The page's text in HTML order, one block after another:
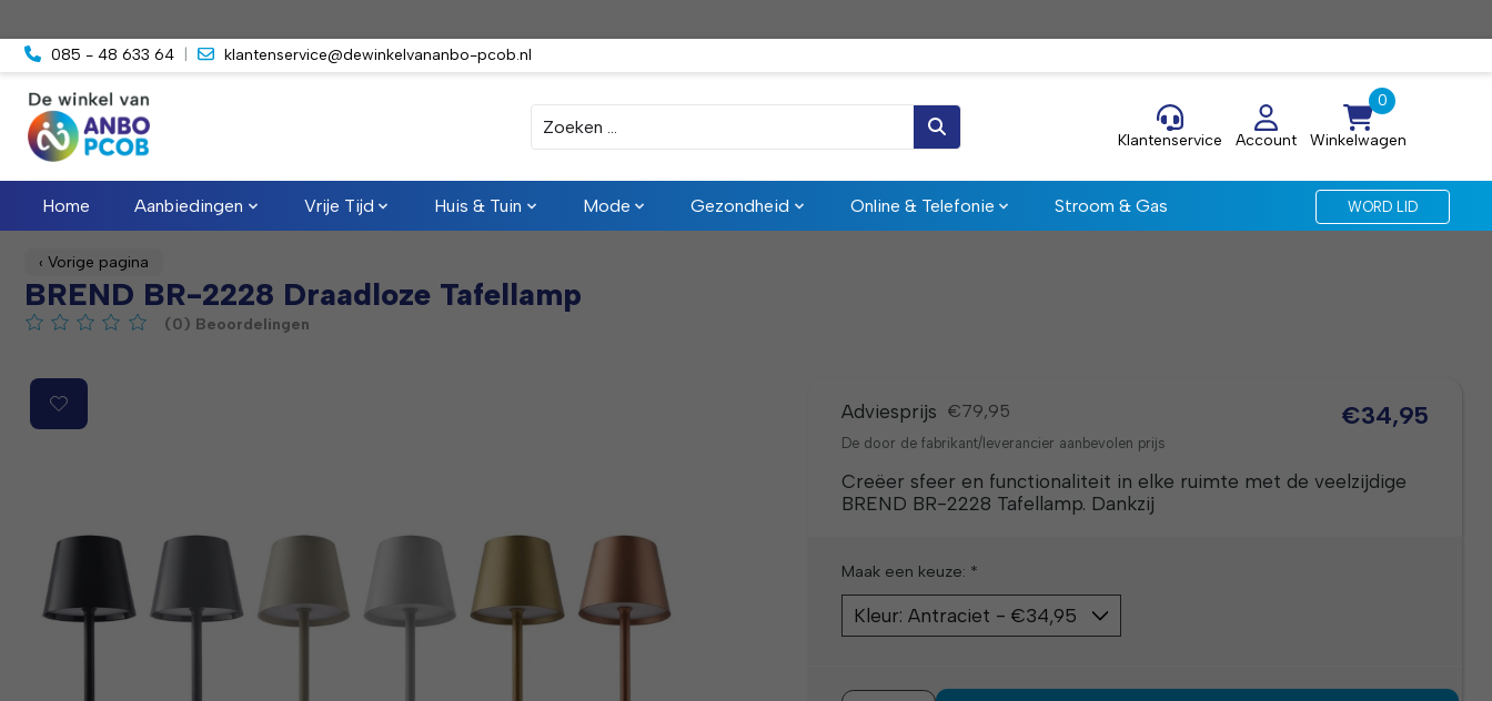
085 - 48 633 64 klantenservice@dewinkelvananbo-pcob.nl
Klantenservice Account Winkelwagen
Home Aanbiedingen Vrije Tijd Huis & Tuin Mode Gezondheid Online & Telefonie Stroom & Gas WORD LID
‹ Vorige pagina
BREND BR-2228 Draadloze Tafellamp
De beoordeling van dit product is0van de 5
(0) Beoordelingen
Product image slideshow Items
Adviesprijs €79,95
De door de fabrikant/leverancier aanbevolen prijs
€34,95
Creëer sfeer en functionaliteit in elke ruimte met de veelzijdige
BREND BR-2228 Tafellamp. Dankzij
Maak een keuze: *